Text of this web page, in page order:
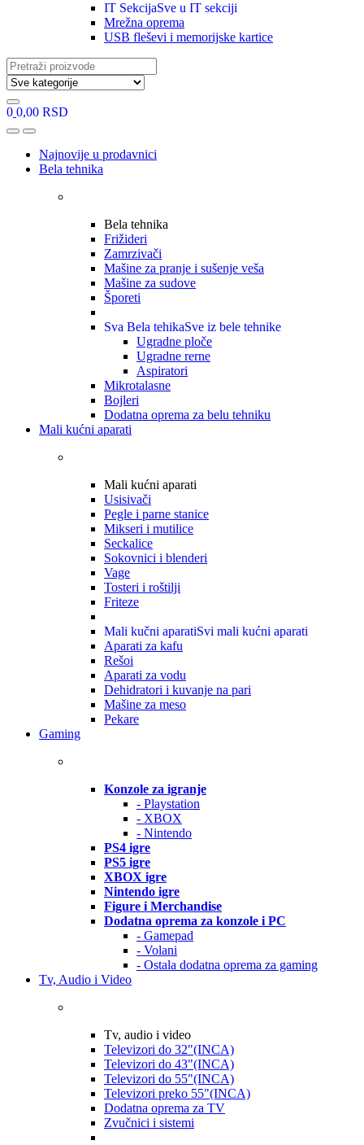
IT SekcijaSve u IT sekciji
Mrežna oprema
USB fleševi i memorijske kartice
Search
for:
0 0,00 RSD
OpenClose
Najnovije u prodavnici
Bela tehnika
Bela tehnika
Frižideri
Zamrzivači
Mašine za pranje i sušenje veša
Mašine za sudove
Šporeti
Sva Bela tehikaSve iz bele tehnike
Ugradne ploče
Ugradne rerne
Aspiratori
Mikrotalasne
Bojleri
Dodatna oprema za belu tehniku
Mali kućni aparati
Mali kućni aparati
Usisivači
Pegle i parne stanice
Mikseri i mutilice
Seckalice
Sokovnici i blenderi
Vage
Tosteri i roštilji
Friteze
Mali kučni aparatiSvi mali kućni aparati
Aparati za kafu
Rešoi
Aparati za vodu
Dehidratori i kuvanje na pari
Mašine za meso
Pekare
Gaming
Konzole za igranje
- Playstation
- XBOX
- Nintendo
PS4 igre
PS5 igre
XBOX igre
Nintendo igre
Figure i Merchandise
Dodatna oprema za konzole i PC
- Gamepad
- Volani
- Ostala dodatna oprema za gaming
Tv, Audio i Video
Tv, audio i video
Televizori do 32"(INCA)
Televizori do 43"(INCA)
Televizori do 55"(INCA)
Televizori preko 55"(INCA)
Dodatna oprema za TV
Zvučnici i sistemi